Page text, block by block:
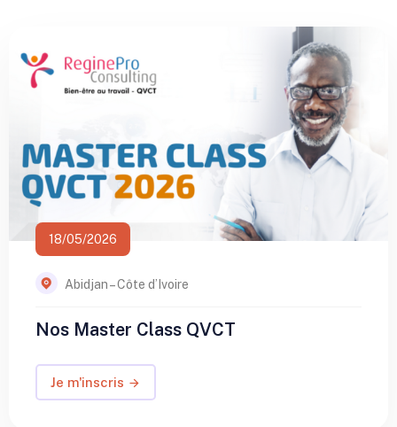
18/05/2026
Abidjan – Côte d’Ivoire
Nos Master Class QVCT
Je m'inscris